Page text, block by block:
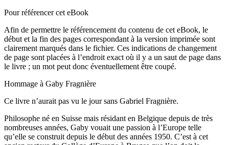
Pour référencer cet eBook
Afin de permettre le référencement du contenu de cet eBook, le
début et la fin des pages correspondant à la version imprimée sont
clairement marqués dans le fichier. Ces indications de changement
de page sont placées à l’endroit exact où il y a un saut de page dans
le livre ; un mot peut donc éventuellement être coupé.
Hommage à Gaby Fragnière
Ce livre n’aurait pas vu le jour sans Gabriel Fragnière.
Philosophe né en Suisse mais résidant en Belgique depuis de très
nombreuses années, Gaby vouait une passion à l’Europe telle
qu’elle se construit depuis le début des années 1950. C’est à cet